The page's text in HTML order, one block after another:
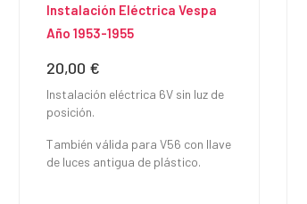
Instalación Eléctrica Vespa
Año 1953-1955
Precio
20,00 €
Instalación eléctrica 6V sin luz de
posición.
También válida para V56 con llave
de luces antigua de plástico.